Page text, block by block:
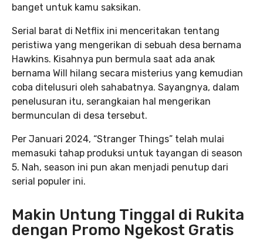
banget untuk kamu saksikan.
Serial barat di Netflix ini menceritakan tentang
peristiwa yang mengerikan di sebuah desa bernama
Hawkins. Kisahnya pun bermula saat ada anak
bernama Will hilang secara misterius yang kemudian
coba ditelusuri oleh sahabatnya. Sayangnya, dalam
penelusuran itu, serangkaian hal mengerikan
bermunculan di desa tersebut.
Per Januari 2024, “Stranger Things” telah mulai
memasuki tahap produksi untuk tayangan di season
5. Nah, season ini pun akan menjadi penutup dari
serial populer ini.
Makin Untung Tinggal di Rukita
dengan Promo Ngekost Gratis